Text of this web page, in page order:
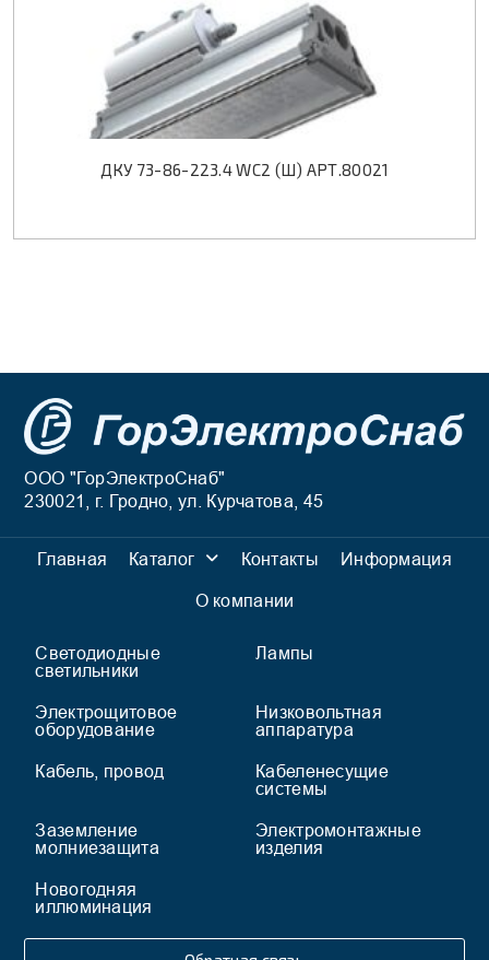
ДКУ 73-86-223.4 WC2 (Ш) АРТ.80021
ООО "ГорЭлектроСнаб"
230021, г. Гродно, ул. Курчатова, 45
Главная Каталог Контакты Информация
О компании
Светодиодные
светильники
Лампы
Электрощитовое
оборудование
Низковольтная
аппаратура
Кабель, провод
Кабеленесущие
системы
Заземление
молниезащита
Электромонтажные
изделия
Новогодняя
иллюминация